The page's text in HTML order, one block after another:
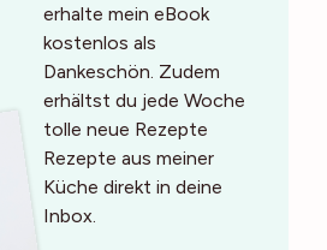
erhalte mein eBook
kostenlos als
Dankeschön. Zudem
erhältst du jede Woche
tolle neue Rezepte
Rezepte aus meiner
Küche direkt in deine
Inbox.